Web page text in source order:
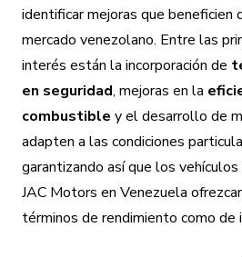
identificar mejoras que beneficien
mercado venezolano. Entre las
interés están la incorporación de
en seguridad, mejoras en la
combustible y el desarrollo de
adapten a las condiciones
garantizando así que los
JAC Motors en Venezuela
términos de rendimiento como de